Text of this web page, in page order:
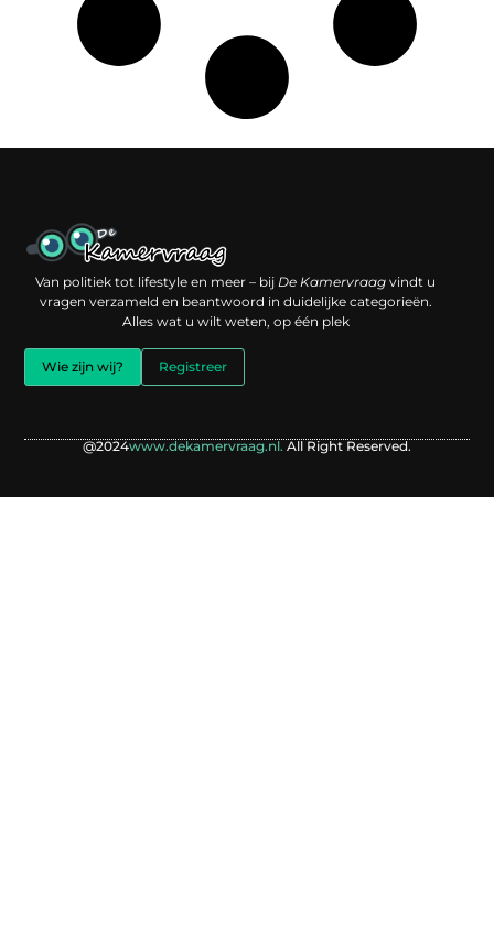
Van politiek tot lifestyle en meer – bijDe Kamervraag vindt u
vragen verzameld en beantwoord in duidelijke categorieën.
Alles wat u wilt weten, op één plek
Wie zijn wij? Registreer
@2024www.dekamervraag.nl. All Right Reserved.